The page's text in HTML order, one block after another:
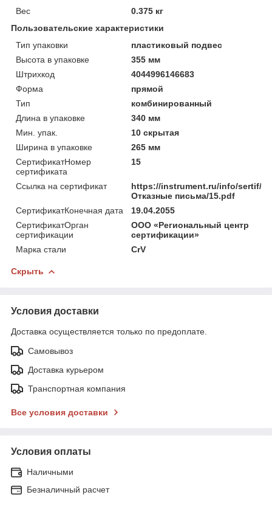
Вес
0.375 кг
Пользовательские характеристики
Тип упаковки
пластиковый подвес
Высота в упаковке
355 мм
Штрихкод
4044996146683
Форма
прямой
Тип
комбинированный
Длина в упаковке
340 мм
Мин. упак.
10 скрытая
Ширина в упаковке
265 мм
СертификатНомер
сертификата
15
Ссылка на сертификат
https://instrument.ru/info/sertif/
Отказные письма/15.pdf
СертификатКонечная дата
19.04.2055
СертификатОрган
сертификации
ООО «Региональный центр
сертификации»
Марка стали
CrV
Скрыть
Условия доставки
Доставка осуществляется только по предоплате.
Самовывоз
Доставка курьером
Транспортная компания
Все условия доставки
Условия оплаты
Наличными
Безналичный расчет